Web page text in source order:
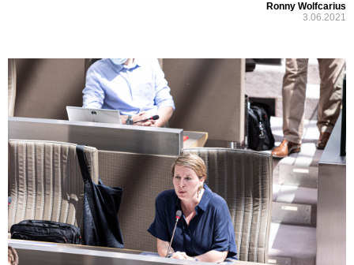
Ronny Wolfcarius
3.06.2021